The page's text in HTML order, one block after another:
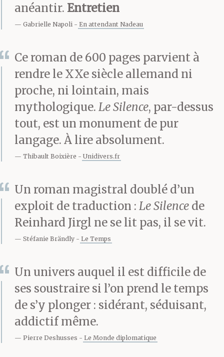
âge, se meuvent
péniblement le long de
l’allée du cimetière.
(Perceptible de temps à
autre à travers le
feuillage des
arbres&buissons flétris
par la chaleur le
gémissement des trains
de la S-Bahn,
comparable à de l’air
chaud comprimé
compressé dans le bloc
de la ville.) On dirait que
tous=nous pataugeons
dans une masse
gélifiée ; les fleurs
anéantir. Entretien
Gabrielle Napoli En attendant Nadeau
Ce roman de 600 pages parvient à
rendre le XXe siècle allemand ni
proche, ni lointain, mais
mythologique. Le Silence, par-dessus
tout, est un monument de pur
langage. À lire absolument.
Thibault Boixière Unidivers.fr
Un roman magistral doublé d’un
exploit de traduction : Le Silence de
Reinhard Jirgl ne se lit pas, il se vit.
Stéfanie Brändly Le Temps
Un univers auquel il est difficile de
ses soustraire si l’on prend le temps
de s’y plonger : sidérant, séduisant,
addictif même.
Pierre Deshusses Le Monde diplomatique